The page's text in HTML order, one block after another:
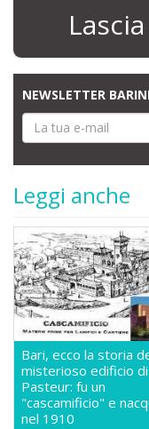
NEWSLETTER
Leggi anche
Bari, ecco la storia
misterioso edificio
Pasteur: fu un
"cascamificio" e
nel 1910